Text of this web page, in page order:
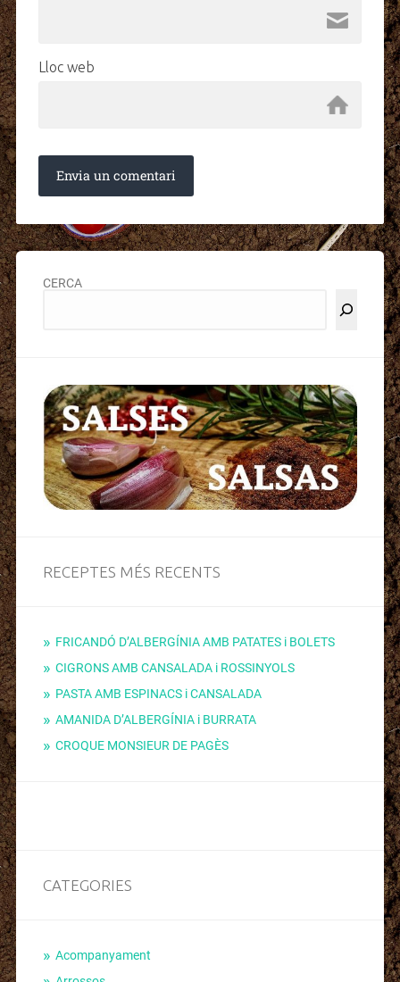
Lloc web
CERCA
RECEPTES MÉS RECENTS
FRICANDÓ D’ALBERGÍNIA AMB PATATES i BOLETS
CIGRONS AMB CANSALADA i ROSSINYOLS
PASTA AMB ESPINACS i CANSALADA
AMANIDA D’ALBERGÍNIA i BURRATA
CROQUE MONSIEUR DE PAGÈS
CATEGORIES
Acompanyament